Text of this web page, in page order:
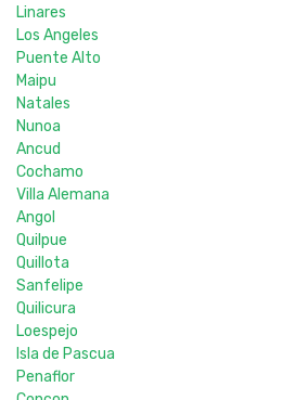
Linares
Los Angeles
Puente Alto
Maipu
Natales
Nunoa
Ancud
Cochamo
Villa Alemana
Angol
Quilpue
Quillota
Sanfelipe
Quilicura
Loespejo
Isla de Pascua
Penaflor